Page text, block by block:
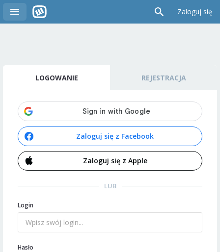
Zaloguj się
LOGOWANIE REJESTRACJA
Zaloguj się z Facebook
Zaloguj się z Apple
LUB
Login
Hasło